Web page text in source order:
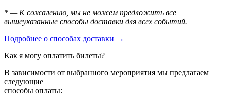
* — К сожалению, мы не можем предложить все
вышеуказанные способы доставки для всех событий.
Подробнее о способах доставки →
Как я могу оплатить билеты?
В зависимости от выбранного мероприятия мы предлагаем
следующие
способы оплаты: